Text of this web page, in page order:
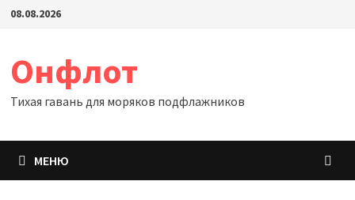
Перейти
08.08.2026
Онфлот
Тихая гавань для моряков подфлажников
МЕНЮ